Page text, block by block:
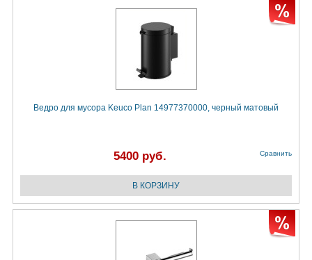
Ведро для мусора Keuco Plan 14977370000, черный матовый
5400 руб. Сравнить